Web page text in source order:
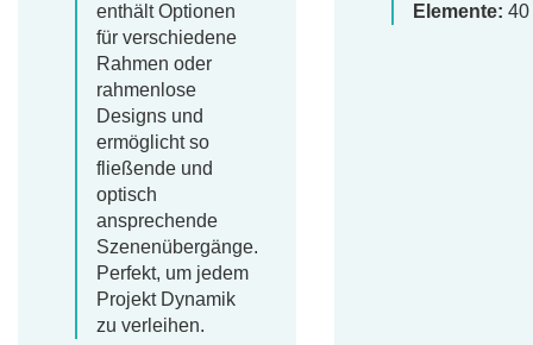
enthält Optionen
für verschiedene
Rahmen oder
rahmenlose
Designs und
ermöglicht so
fließende und
optisch
ansprechende
Szenenübergänge.
Perfekt, um jedem
Projekt Dynamik
zu verleihen.
Elemente: 40